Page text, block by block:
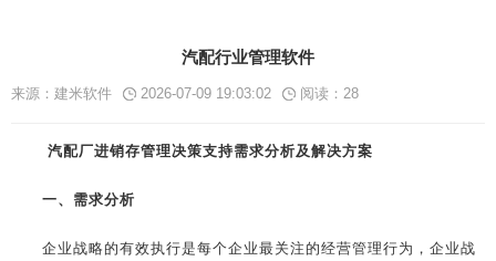
汽配行业管理软件
来源：建米软件 2026-07-09 19:03:02 阅读： 28
汽配厂进销存管理决策支持需求分析及解决方案
一、需求分析
企业战略的有效执行是每个企业最关注的经营管理行为，企业战